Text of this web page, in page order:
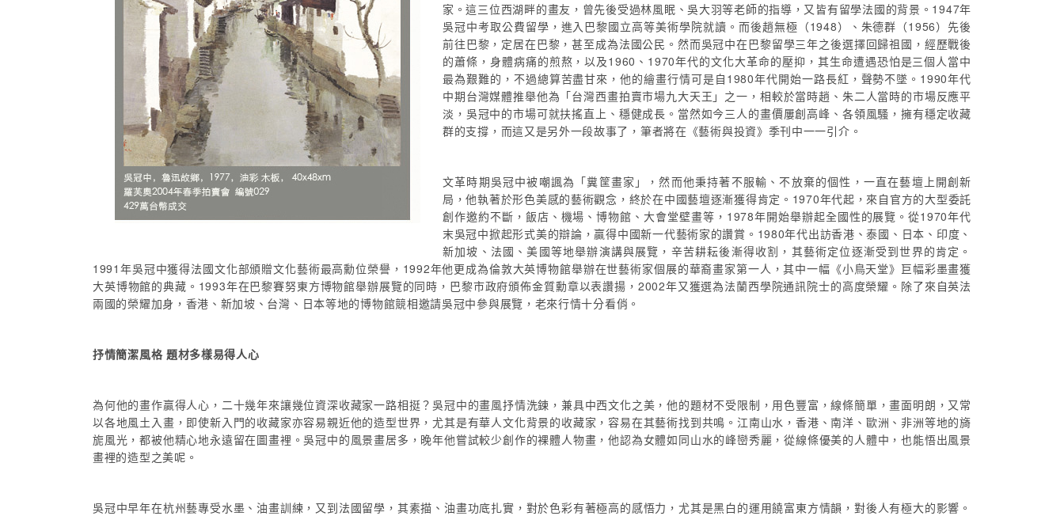
家。這三位西湖畔的畫友，曾先後受過林風眠、吳大羽等老師的指導，又皆有留學法國的背景。1947年
吳冠中考取公費留學，進入巴黎國立高等美術學院就讀。而後趙無極（1948）、朱德群（1956）先後
前往巴黎，定居在巴黎，甚至成為法國公民。然而吳冠中在巴黎留學三年之後選擇回歸祖國，經歷戰後
的蕭條，身體病痛的煎熬，以及1960、1970年代的文化大革命的壓抑，其生命遭遇恐怕是三個人當中
最為艱難的，不過總算苦盡甘來，他的繪畫行情可是自1980年代開始一路長紅，聲勢不墜。1990年代
中期台灣媒體推舉他為「台灣西畫拍賣市場九大天王」之一，相較於當時趙、朱二人當時的市場反應平
淡，吳冠中的市場可就扶搖直上、穩健成長。當然如今三人的畫價屢創高峰、各領風騷，擁有穩定收藏
群的支撐，而這又是另外一段故事了，筆者將在《藝術與投資》季刊中一一引介。
文革時期吳冠中被嘲諷為「糞筐畫家」，然而他秉持著不服輸、不放棄的個性，一直在藝壇上開創新
局，他執著於形色美感的藝術觀念，終於在中國藝壇逐漸獲得肯定。1970年代起，來自官方的大型委託
創作邀約不斷，飯店、機場、博物館、大會堂壁畫等，1978年開始舉辦起全國性的展覽。從1970年代
末吳冠中掀起形式美的辯論，贏得中國新一代藝術家的讚賞。1980年代出訪香港、泰國、日本、印度、
新加坡、法國、美國等地舉辦演講與展覽，辛苦耕耘後漸得收割，其藝術定位逐漸受到世界的肯定。
1991年吳冠中獲得法國文化部頒贈文化藝術最高勳位榮譽，1992年他更成為倫敦大英博物館舉辦在世藝術家個展的華裔畫家第一人，其中一幅《小鳥天堂》巨幅彩墨畫獲
大英博物館的典藏。1993年在巴黎賽努東方博物館舉辦展覽的同時，巴黎市政府頒佈金質勳章以表讚揚，2002年又獲選為法蘭西學院通訊院士的高度榮耀。除了來自英法
兩國的榮耀加身，香港、新加坡、台灣、日本等地的博物館競相邀請吳冠中參與展覽，老來行情十分看俏。
抒情簡潔風格 題材多樣易得人心
為何他的畫作贏得人心，二十幾年來讓幾位資深收藏家一路相挺？吳冠中的畫風抒情洗鍊，兼具中西文化之美，他的題材不受限制，用色豐富，線條簡單，畫面明朗，又常
以各地風土入畫，即使新入門的收藏家亦容易親近他的造型世界，尤其是有華人文化背景的收藏家，容易在其藝術找到共鳴。江南山水，香港、南洋、歐洲、非洲等地的旖
旎風光，都被他精心地永遠留在圖畫裡。吳冠中的風景畫居多，晚年他嘗試較少創作的裸體人物畫，他認為女體如同山水的峰巒秀麗，從線條優美的人體中，也能悟出風景
畫裡的造型之美呢。
吳冠中早年在杭州藝專受水墨、油畫訓練，又到法國留學，其素描、油畫功底扎實，對於色彩有著極高的感悟力，尤其是黑白的運用饒富東方情韻，對後人有極大的影響。